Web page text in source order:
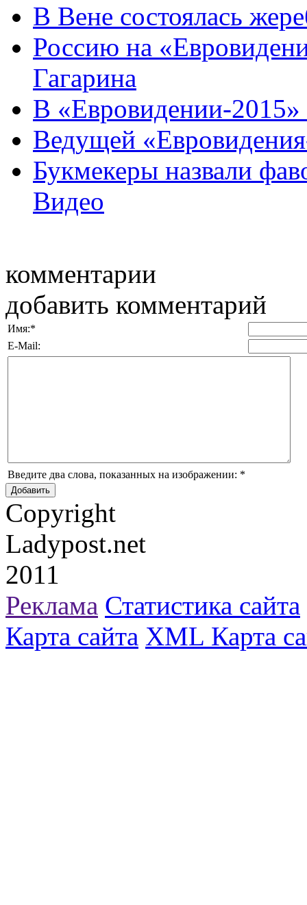
В Вене состоялась
Россию на
Гагарина
В «Евровидении-2015»
Ведущей
Букмекеры назвали
Видео
комментарии
добавить комментарий
Имя:*
E-Mail:
Введите два слова, показанных на изображении: *
Copyright
Ladypost.net
2011
Реклама Статистика сайта
Карта сайта XML Карта